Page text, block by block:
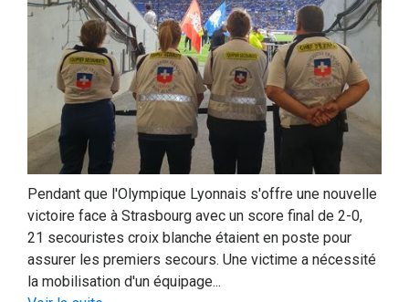
Pendant que l'Olympique Lyonnais s'offre une nouvelle
victoire face à Strasbourg avec un score final de 2-0,
21 secouristes croix blanche étaient en poste pour
assurer les premiers secours. Une victime a nécessité
la mobilisation d'un équipage...